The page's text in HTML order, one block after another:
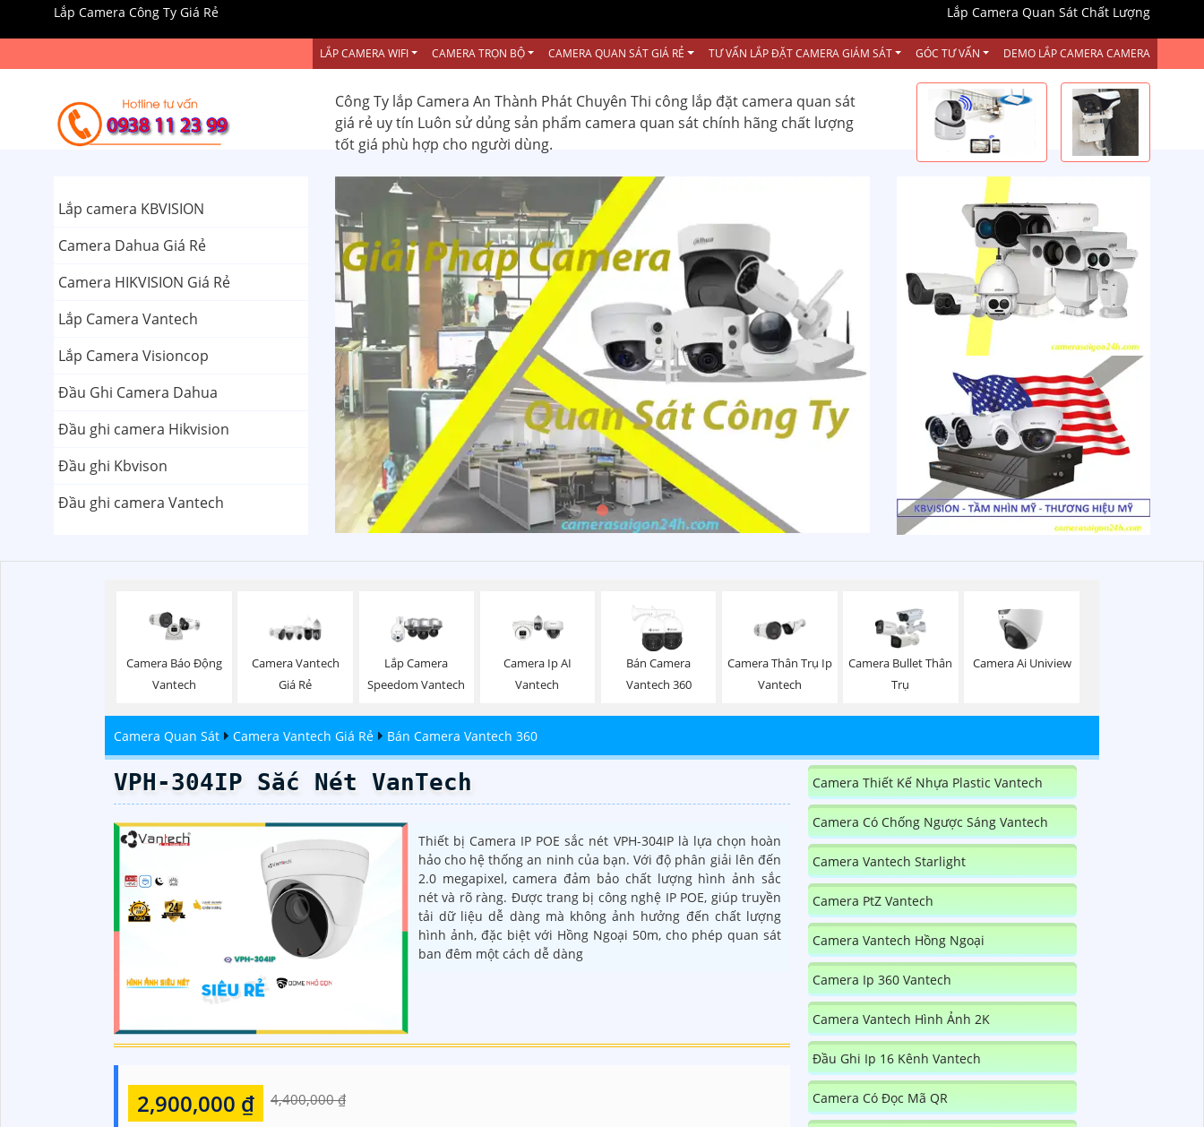
Lắp Camera Công Ty Giá Rẻ Lắp Camera Quan Sát Chất Lượng
LẮP CAMERA WIFI CAMERA TRỌN BỘ CAMERA QUAN SÁT GIÁ RẺ TƯ VẤN LẮP ĐẶT CAMERA GIÁM SÁT GÓC TƯ VẤN DEMO LẮP CAMERA CAMERA
Công Ty lắp Camera An Thành Phát Chuyên Thi công lắp đặt camera quan sát
giá rẻ uy tín Luôn sử dủng sản phẩm camera quan sát chính hãng chất lượng
tốt giá phù hợp cho người dùng.
Lắp camera KBVISION
Camera Dahua Giá Rẻ
Camera HIKVISION Giá Rẻ
Lắp Camera Vantech
Lắp Camera Visioncop
Đầu Ghi Camera Dahua
Đầu ghi camera Hikvision
Đầu ghi Kbvison
Đầu ghi camera Vantech
Camera Báo Động
Vantech
Camera Vantech
Giá Rẻ
Lắp Camera
Speedom Vantech
Camera Ip AI
Vantech
Bán Camera
Vantech 360
Camera Thân Trụ Ip
Vantech
Camera Bullet Thân
Trụ
Camera Ai Uniview
Camera Quan Sát Camera Vantech Giá Rẻ Bán Camera Vantech 360
VPH-304IP Sắc Nét VanTech
Thiết bị Camera IP POE sắc nét VPH-304IP là lựa chọn hoàn
hảo cho hệ thống an ninh của bạn. Với độ phân giải lên đến
2.0 megapixel, camera đảm bảo chất lượng hình ảnh sắc
nét và rõ ràng. Được trang bị công nghệ IP POE, giúp truyền
tải dữ liệu dễ dàng mà không ảnh hưởng đến chất lượng
hình ảnh, đặc biệt với Hồng Ngoại 50m, cho phép quan sát
ban đêm một cách dễ dàng
2,900,000 ₫ 4,400,000 ₫
Camera Thiết Kế Nhựa Plastic Vantech
Camera Có Chống Ngược Sáng Vantech
Camera Vantech Starlight
Camera PtZ Vantech
Camera Vantech Hồng Ngoại
Camera Ip 360 Vantech
Camera Vantech Hình Ảnh 2K
Đầu Ghi Ip 16 Kênh Vantech
Camera Có Đọc Mã QR